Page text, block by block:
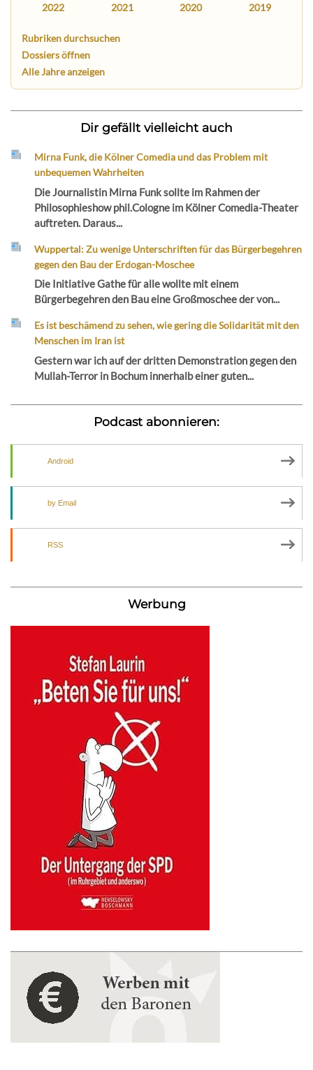
2022 2021 2020 2019
Rubriken durchsuchen
Dossiers öffnen
Alle Jahre anzeigen
Dir gefällt vielleicht auch
Mirna Funk, die Kölner Comedia und das Problem mit
unbequemen Wahrheiten
Die Journalistin Mirna Funk sollte im Rahmen der
Philosophieshow phil.Cologne im Kölner Comedia-Theater
auftreten. Daraus...
Wuppertal: Zu wenige Unterschriften für das Bürgerbegehren
gegen den Bau der Erdogan-Moschee
Die Initiative Gathe für alle wollte mit einem
Bürgerbegehren den Bau eine Großmoschee der von...
Es ist beschämend zu sehen, wie gering die Solidarität mit den
Menschen im Iran ist
Gestern war ich auf der dritten Demonstration gegen den
Mullah-Terror in Bochum innerhalb einer guten...
Podcast abonnieren:
Android
by Email
RSS
Werbung